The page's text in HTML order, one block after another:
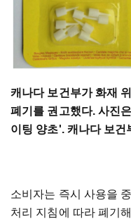
캐나다 보건부가 화재
폐기를 권고했다. 사진
이팅 양초'. 캐나다 보건
소비자는 즉시 사용을
처리 지침에 따라 폐기